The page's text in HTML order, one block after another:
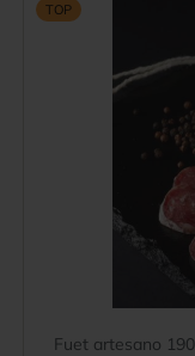
TOP
Fuet artesano